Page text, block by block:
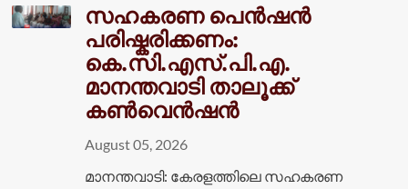
സഹകരണ പെൻഷൻ
പരിഷ്കരിക്കണം:
കെ.സി.എസ്.പി.എ.
മാനന്തവാടി താലൂക്ക്
കൺവെൻഷൻ
August 05, 2026
മാനന്തവാടി: കേരളത്തിലെ സഹകരണ